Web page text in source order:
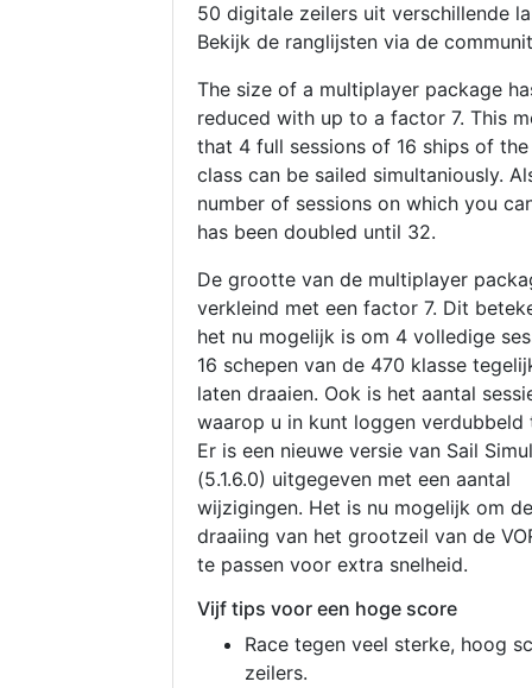
50 digitale zeilers uit verschillende
Bekijk de ranglijsten via de
The size of a multiplayer package
reduced with up to a factor 7. This
that 4 full sessions of 16 ships of
class can be sailed simultaniously.
number of sessions on which you
has been doubled until 32.
De grootte van de multiplayer
verkleind met een factor 7. Dit
het nu mogelijk is om 4 volledige
16 schepen van de 470 klasse
laten draaien. Ook is het aantal
waarop u in kunt loggen verdubbeld
Er is een nieuwe versie van Sail
(5.1.6.0) uitgegeven met een aantal
wijzigingen. Het is nu mogelijk om de
draaiing van het grootzeil van de
te passen voor extra snelheid.
Vijf tips voor een hoge score
Race tegen veel sterke, hoog
zeilers.